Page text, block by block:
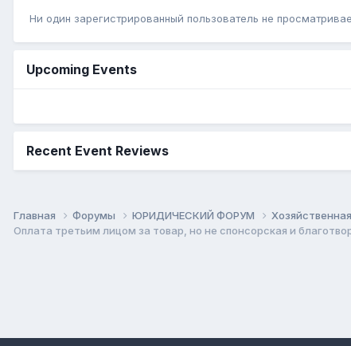
Ни один зарегистрированный пользователь не
Upcoming Events
Recent Event Reviews
Главная Форумы ЮРИДИЧЕСКИЙ ФОРУМ
Оплата третьим лицом за товар, но не спонсорская и